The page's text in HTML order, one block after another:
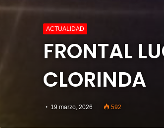
ACTUALIDAD
FRONTAL
CLORINDA
19 marzo, 2026 592